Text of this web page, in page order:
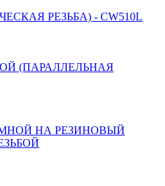
РЕЗЬБА) - CW510L
(ПАРАЛЛЕЛЬНАЯ
НА РЕЗИНОВЫЙ